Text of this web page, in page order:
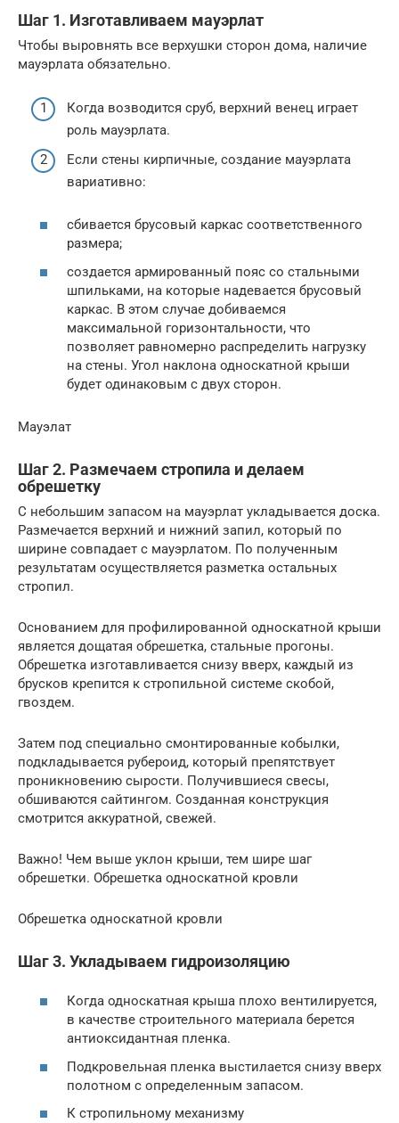
Шаг 1. Изготавливаем мауэрлат
Чтобы выровнять все верхушки сторон дома, наличие
мауэрлата обязательно.
Когда возводится сруб, верхний венец играет
роль мауэрлата.
Если стены кирпичные, создание мауэрлата
вариативно:
сбивается брусовый каркас соответственного
размера;
создается армированный пояс со стальными
шпильками, на которые надевается брусовый
каркас. В этом случае добиваемся
максимальной горизонтальности, что
позволяет равномерно распределить нагрузку
на стены. Угол наклона односкатной крыши
будет одинаковым с двух сторон.
Мауэлат
Шаг 2. Размечаем стропила и делаем
обрешетку
С небольшим запасом на мауэрлат укладывается доска.
Размечается верхний и нижний запил, который по
ширине совпадает с мауэрлатом. По полученным
результатам осуществляется разметка остальных
стропил.
Основанием для профилированной односкатной крыши
является дощатая обрешетка, стальные прогоны.
Обрешетка изготавливается снизу вверх, каждый из
брусков крепится к стропильной системе скобой,
гвоздем.
Затем под специально смонтированные кобылки,
подкладывается рубероид, который препятствует
проникновению сырости. Получившиеся свесы,
обшиваются сайтингом. Созданная конструкция
смотрится аккуратной, свежей.
Важно! Чем выше уклон крыши, тем шире шаг
обрешетки. Обрешетка односкатной кровли
Обрешетка односкатной кровли
Шаг 3. Укладываем гидроизоляцию
Когда односкатная крыша плохо вентилируется,
в качестве строительного материала берется
антиоксидантная пленка.
Подкровельная пленка выстилается снизу вверх
полотном с определенным запасом.
К стропильному механизму